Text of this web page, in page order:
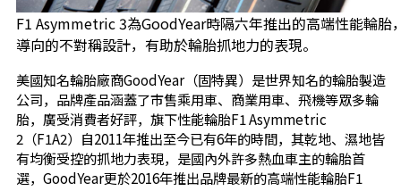
F1 Asymmetric 3為GoodYear時隔六年推出的高端性能輪胎
導向的不對稱設計，有助於輪胎抓地力的表現。
美國知名輪胎廠商GoodYear（固特異）是世界知名的輪胎製造
公司，品牌產品涵蓋了市售乘用車、商業用車、飛機等眾多輪
胎，廣受消費者好評，旗下性能輪胎F1 Asymmetric
2（F1A2）自2011年推出至今已有6年的時間，其乾地、濕地皆
有均衡受控的抓地力表現，是國內外許多熱血車主的輪胎首
選，GoodYear更於2016年推出品牌最新的高端性能輪胎F1